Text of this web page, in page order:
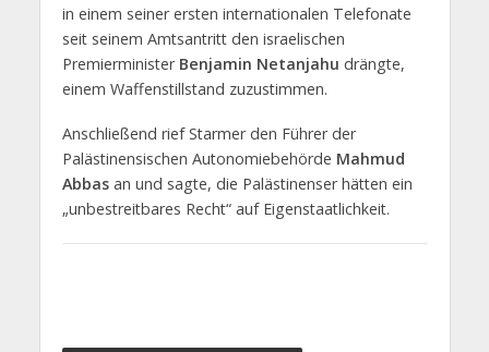
in einem seiner ersten internationalen Telefonate
seit seinem Amtsantritt den israelischen
Premierminister Benjamin Netanjahu drängte,
einem Waffenstillstand zuzustimmen.
Anschließend rief Starmer den Führer der
Palästinensischen Autonomiebehörde Mahmud
Abbasan und sagte, die Palästinenser hätten ein
„unbestreitbares Recht“ auf Eigenstaatlichkeit.